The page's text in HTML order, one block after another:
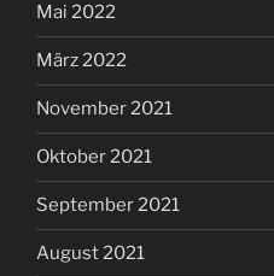
Mai 2022
März 2022
November 2021
Oktober 2021
September 2021
August 2021